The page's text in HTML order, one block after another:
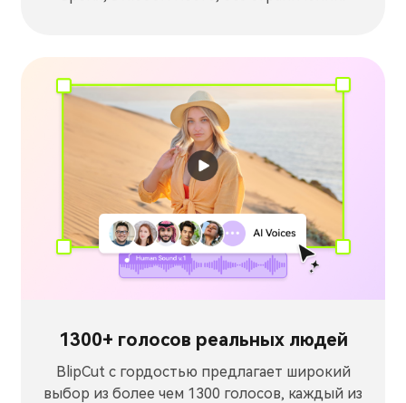
1300+ голосов реальных людей
BlipCut с гордостью предлагает широкий
выбор из более чем 1300 голосов, каждый из